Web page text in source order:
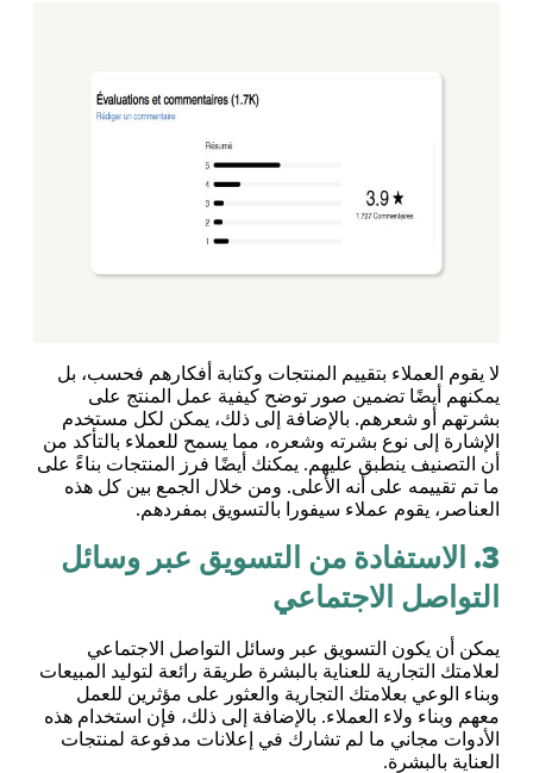
لا يقوم العملاء بتقييم المنتجات وكتابة أفكارهم فحسب، بل
يمكنهم أيضًا تضمين صور توضح كيفية عمل المنتج على
بشرتهم أو شعرهم. بالإضافة إلى ذلك، يمكن لكل مستخدم
الإشارة إلى نوع بشرته وشعره، مما يسمح للعملاء بالتأكد من
أن التصنيف ينطبق عليهم. يمكنك أيضًا فرز المنتجات بناءً على
ما تم تقييمه على أنه الأعلى. ومن خلال الجمع بين كل هذه
العناصر، يقوم عملاء سيفورا بالتسويق بمفردهم.
3. الاستفادة من التسويق عبر وسائل
التواصل الاجتماعي
يمكن أن يكون التسويق عبر وسائل التواصل الاجتماعي
لعلامتك التجارية للعناية بالبشرة طريقة رائعة لتوليد المبيعات
وبناء الوعي بعلامتك التجارية والعثور على مؤثرين للعمل
معهم وبناء ولاء العملاء. بالإضافة إلى ذلك، فإن استخدام هذه
الأدوات مجاني ما لم تشارك في إعلانات مدفوعة لمنتجات
العناية بالبشرة.